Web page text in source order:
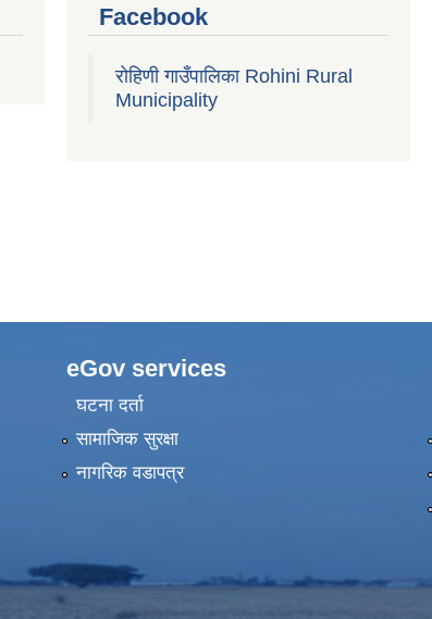
Facebook
रोहिणी गाउँपालिका Rohini Rural
Municipality
eGov services
घटना दर्ता
सामाजिक सुरक्षा
नागरिक वडापत्र